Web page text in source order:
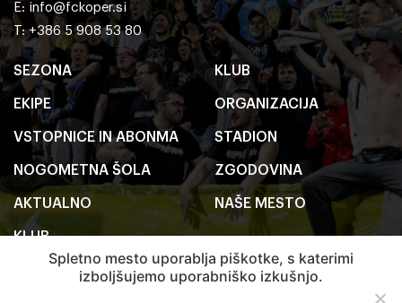
SEZONA
EKIPE
VSTOPNICE IN ABONMA
NOGOMETNA ŠOLA
AKTUALNO
KLUB
KLUB
ORGANIZACIJA
STADION
ZGODOVINA
NAŠE MESTO
E: info@fckoper.si
T: +386 5 908 53 80
Spletno mesto uporablja piškotke, s katerimi
izboljšujemo uporabniško izkušnjo.